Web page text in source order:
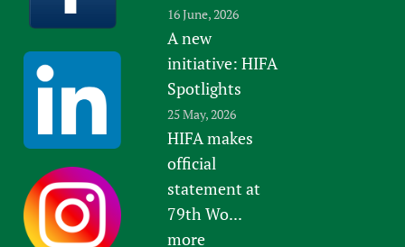
16 June, 2026
A new
initiative: HIFA
Spotlights
25 May, 2026
HIFA makes
official
statement at
79th Wo...
more